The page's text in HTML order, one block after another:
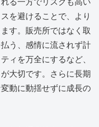
る一方でリスクも高い
を避けることで、より
す。販売所ではなく取
う、感情に流されず計
ィを万全にするなど、
大切です。さらに長期
動に動揺せずに成長の